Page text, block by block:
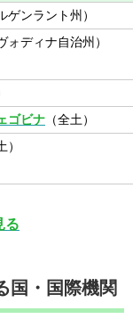
ゲンラント州）
ォディナ自治州）
ゴビナ （全土）
）
る
国・国際機関